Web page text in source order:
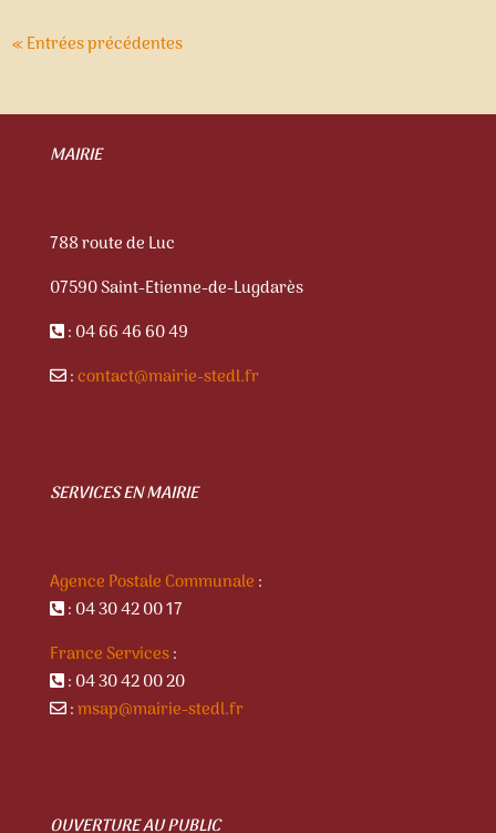
« Entrées précédentes
MAIRIE
788 route de Luc
07590 Saint-Etienne-de-Lugdarès
: 04 66 46 60 49
:contact@mairie-stedl.fr
SERVICES EN MAIRIE
Agence Postale Communale :
: 04 30 42 00 17
France Services:
: 04 30 42 00 20
:msap@mairie-stedl.fr
OUVERTURE AU PUBLIC